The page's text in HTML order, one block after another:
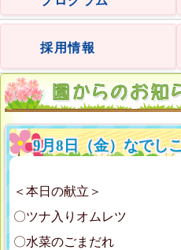
採用情報
9月8日（金）なでし
＜本日の献立＞
〇ツナ入りオムレツ
〇水菜のごまだれ